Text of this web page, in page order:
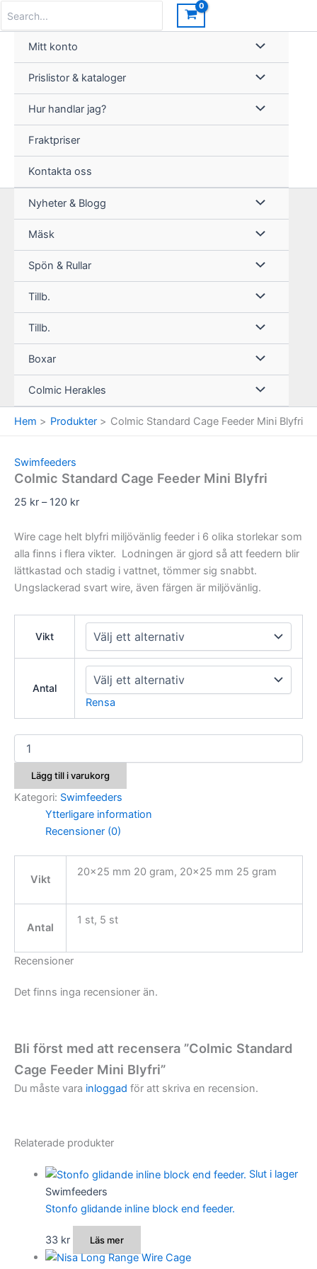
innehåll
for:
Mitt konto
Prislistor & kataloger
Hur handlar jag?
Fraktpriser
Kontakta oss
Nyheter & Blogg
Mäsk
Spön & Rullar
Tillb.
Tillb.
Boxar
Colmic Herakles
Hem Produkter Colmic Standard Cage Feeder Mini Blyfri
Swimfeeders
Colmic Standard Cage Feeder Mini Blyfri
25 kr – 120 krPrisintervall:
till
120 kr
Wire cage helt blyfri miljövänlig feeder i 6 olika storlekar som
alla finns i flera vikter. Lodningen är gjord så att feedern blir
lättkastad och stadig i vattnet, tömmer sig snabbt.
Ungslackerad svart wire, även färgen är miljövänlig.
Vikt
Antal
Rensa
Colmic
Standard
Feeder
Mini
Lägg till i varukorg
Kategori: Swimfeeders
Ytterligare information
Recensioner (0)
Vikt
20×25 mm 20 gram, 20×25 mm 25 gram
Antal
1 st, 5 st
Recensioner
Det finns inga recensioner än.
Bli först med att recensera ”Colmic Standard
Cage Feeder Mini Blyfri”
Du måste vara inloggad för att skriva en recension.
Relaterade produkter
Slut i lager
Swimfeeders
Stonfo glidande inline block end feeder.
33 kr Läs mer